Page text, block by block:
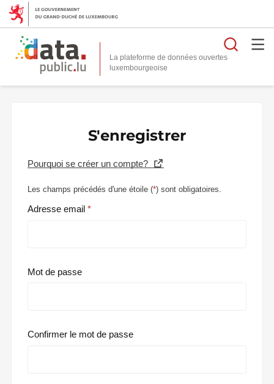
La plateforme de données ouvertes
S'enregistrer
Pourquoi se créer un compte?
Les champs précédés d'une étoile (*) sont obligatoires.
Adresse email
Mot de passe
Confirmer le mot de passe